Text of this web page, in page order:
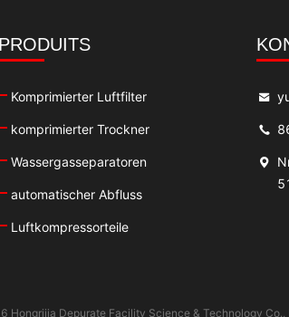
PRODUITS
Komprimierter Luftfilter
komprimierter Trockner
Wassergasseparatoren
automatischer Abfluss
Luftkompressorteile
Depurate Facility Science & Technology Co.,